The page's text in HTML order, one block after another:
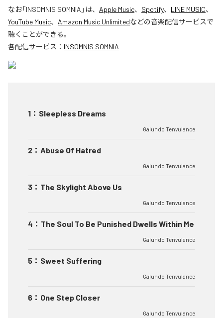
なお「INSOMNIS SOMNIA 」は、 Apple Music、 Spotify、 LINE MUSIC、
YouTube Music、 Amazon Music Unlimitedなどの音楽配信サービスで
聴くことができる。
各配信サービス： INSOMNIS SOMNIA
1 ： Sleepless Dreams
Galundo Tenvulance
2 ： Abuse Of Hatred
Galundo Tenvulance
3 ： The Skylight Above Us
Galundo Tenvulance
4 ： The Soul To Be Punished Dwells Within Me
Galundo Tenvulance
5 ： Sweet Suffering
Galundo Tenvulance
6 ： One Step Closer
Galundo Tenvulance